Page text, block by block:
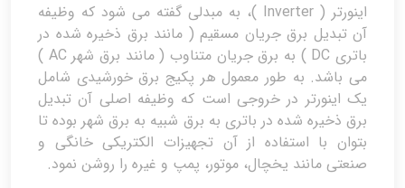
اینورتر ( Inverter )، به مبدلی گفته می شود که وظیفه
آن تبدیل برق جریان مسقیم ( مانند برق ذخیره شده در
باتری DC ) به برق جریان متناوب ( مانند برق شهر AC )
می باشد. به طور معمول هر پکیج برق خورشیدی شامل
یک اینورتر در خروجی است که وظیفه اصلی آن تبدیل
برق ذخیره شده در باتری به برق شبیه به برق شهر بوده تا
بتوان با استفاده از آن تجهیزات الکتریکی خانگی و
صنعتی مانند یخچال، موتور، پمپ و غیره را روشن نمود.